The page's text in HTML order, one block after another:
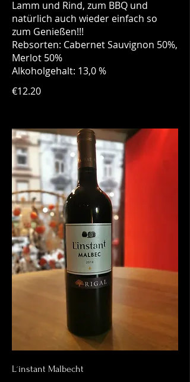
Lamm und Rind, zum BBQ und
natürlich auch wieder einfach so
zum Genießen!!!
Rebsorten: Cabernet Sauvignon 50%,
Merlot 50%
Alkoholgehalt: 13,0 %
€12.20
L´instant Malbecht